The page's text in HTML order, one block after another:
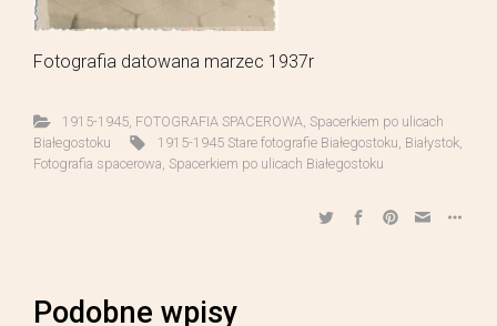
Fotografia datowana marzec 1937r
1915-1945, FOTOGRAFIA SPACEROWA Spacerkiem po ulicach
Białegostoku
1915-1945 Stare fotografie Białegostoku Białystok,
Fotografia spacerowa Spacerkiem po ulicach Białegostoku
Podobne wpisy